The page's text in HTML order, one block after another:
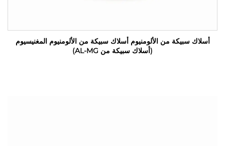
أسلاك سبيكة من الألومنيوم أسلاك سبيكة من الألومنيوم المغنيسيوم
(أسلاك سبيكة من AL-MG)